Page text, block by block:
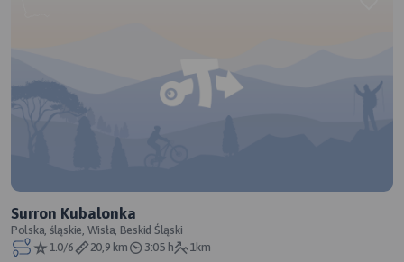
Surron Kubalonka
Polska, śląskie, Wisła, Beskid Śląski
1.0/6
20,9 km 3:05 h 1km